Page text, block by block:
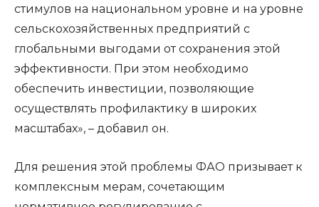
стимулов на национальном уровне и на уровне
сельскохозяйственных предприятий с
глобальными выгодами от сохранения этой
эффективности. При этом необходимо
обеспечить инвестиции, позволяющие
осуществлять профилактику в широких
масштабах», – добавил он.
Для решения этой проблемы ФАО призывает к
комплексным мерам, сочетающим